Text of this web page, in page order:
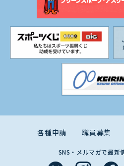
各種申請 職員募集
SNS・メルマガで最新